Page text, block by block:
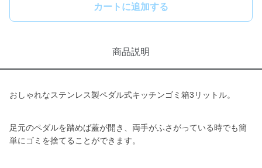
カートに追加する
商品説明
おしゃれなステンレス製ペダル式キッチンゴミ箱3リットル。
足元のペダルを踏めば蓋が開き、両手がふさがっている時でも簡
単にゴミを捨てることができます。